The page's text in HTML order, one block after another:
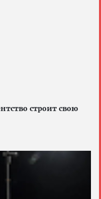
строит свою